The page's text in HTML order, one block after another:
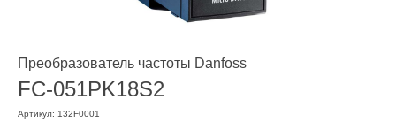
Преобразователь частоты Danfoss
FC-051PK18S2
Артикул: 132F0001